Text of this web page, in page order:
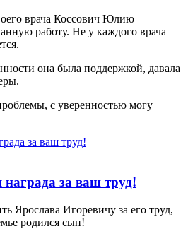
врача Коссович Юлию
работу. Не у каждого врача
она была поддержкой, давала
с уверенностью могу
за ваш труд!
Ярослава Игоревичу за его труд,
родился сын!